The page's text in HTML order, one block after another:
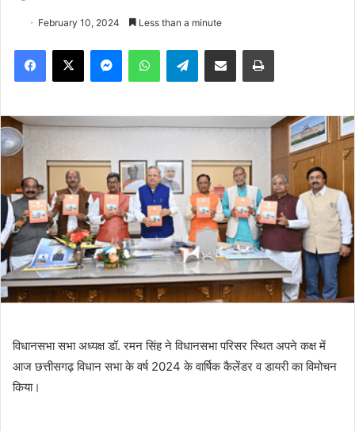
February 10, 2024 Less than a minute
Facebook
X MessengerWhatsAppTelegramShare via Email Print
विधानसभा सभा अध्यक्ष डॉ. रमन सिंह ने विधानसभा परिसर स्थित अपने कक्ष में
आज छत्तीसगढ़ विधान सभा के वर्ष 2024 के वार्षिक कैलेंडर व डायरी का विमोचन
किया।